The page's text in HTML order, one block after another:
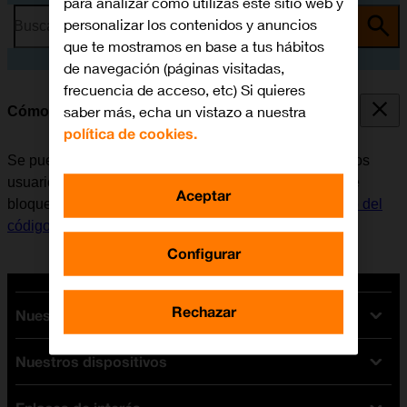
Busca por problema o tema
Cómo bloquear u ocultar una app
Se puede bloquear u ocultar una app de modo que otros
usuarios no puedan ver información sensible. Antes de
bloquear u ocultar una app, es necesario
activar el uso del
código de seguridad
Nuestras tarifas
Tarifas Orange
Tarifas fibra y móvil
Nuestros dispositivos
personalizar los contenidos y anuncios
que te mostramos en base a tus hábitos
de navegación (páginas visitadas,
frecuencia de acceso, etc) Si quieres
saber más, echa un vistazo a nuestra
política de cookies.
Configurar
Rechazar
Aceptar